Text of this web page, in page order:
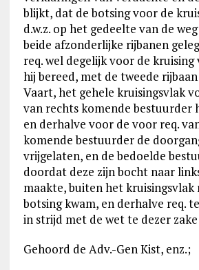
blijkt, dat de botsing voor de
d.w.z. op het gedeelte van de
beide afzonderlijke rijbanen
req. wel degelijk voor de kruising
hij bereed, met de tweede
Vaart, het gehele kruisingsvlak
van rechts komende bestuurder
en derhalve voor de voor req.
komende bestuurder de
vrijgelaten, en de bedoelde
doordat deze zijn bocht naar
maakte, buiten het kruisingsvlak
botsing kwam, en derhalve req.
in strijd met de wet te dezer
Gehoord de Adv.-Gen Kist, enz.;